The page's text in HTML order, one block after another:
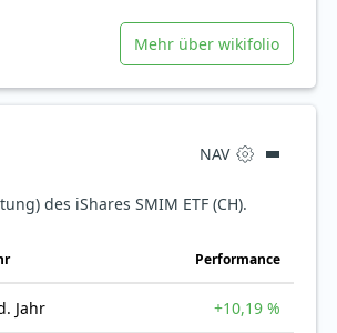
Mehr über wikifolio
NAV
des iShares SMIM ETF (CH).
Perfor­mance
Jahr +10,19 %